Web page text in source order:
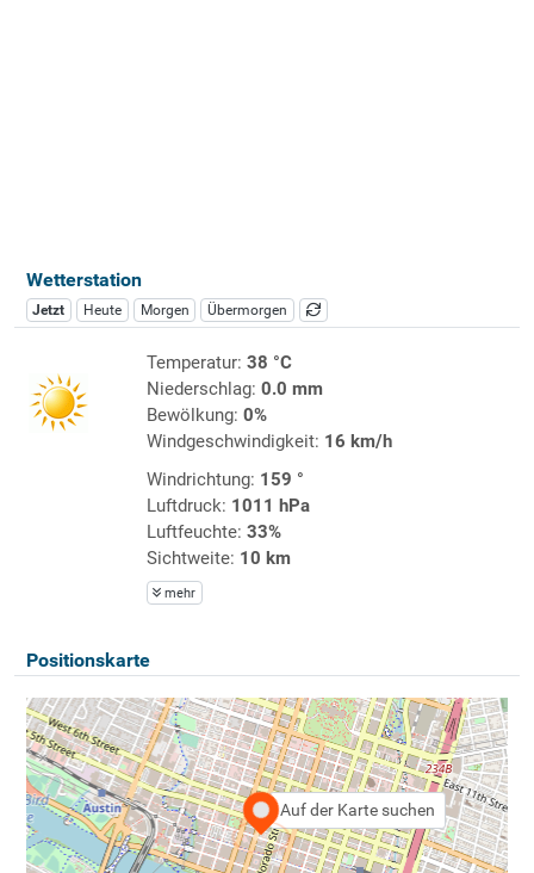
Wetterstation
Jetzt Heute Morgen Übermorgen
Temperatur: 38 °C
Niederschlag: 0.0 mm
Bewölkung: 0%
Windgeschwindigkeit: 16 km/h
Windrichtung: 159 °
Luftdruck: 1011 hPa
Luftfeuchte: 33%
Sichtweite: 10 km
mehr
Positionskarte
Auf der Karte suchen